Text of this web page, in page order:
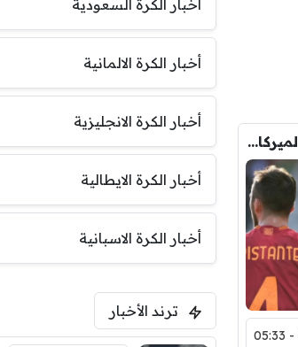
نجم روما … خيار جديد أمام الهلال في الميركاتو
أخبار الكرة السعودية
أخبار الكرة الالمانية
أخبار الكرة الانجليزية
أخبار الكرة الايطالية
أخبار الكرة الاسبانية
ترند الأخبار